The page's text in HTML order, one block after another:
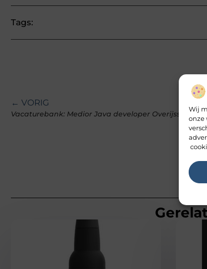
Wij
onze
Tags:
← VORIG
Vacaturebank: Medior Java developer Overijssel